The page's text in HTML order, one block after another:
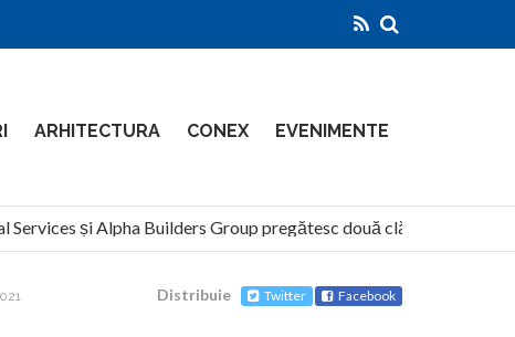
ARHITECTURA CONEX EVENIMENTE
și Alpha Builders Group pregătesc două clădiri de 14 etaje
Distribuie Twitter Facebook